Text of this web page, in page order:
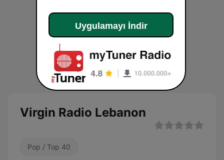
Virgin Radio Lebanon
Pop / Top 40
Uygulamayı İndir